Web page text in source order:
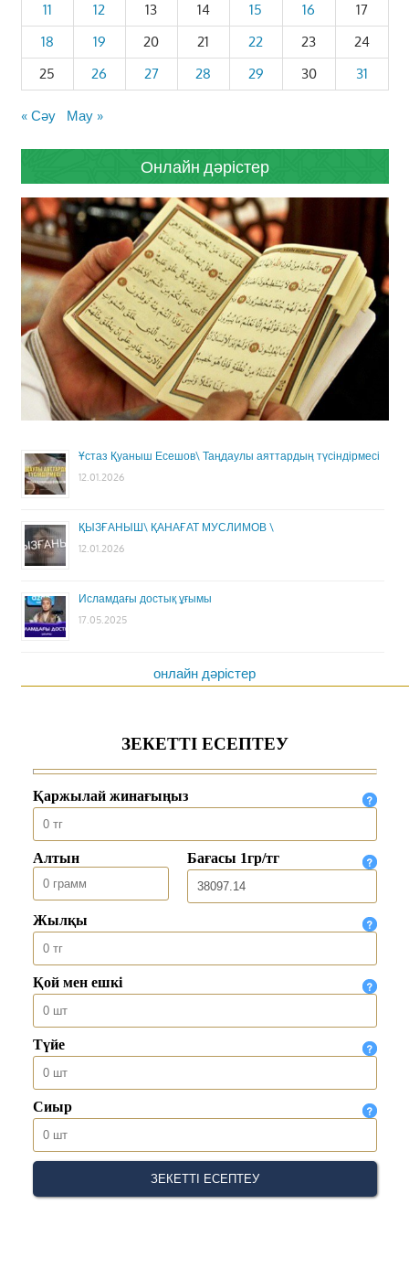
11
12 13 14 15 16
17
18
19 20 21 22 23
24
25
26 27 28 29 30 31
« Сәу Мау »
Онлайн дәрістер
Ұстаз Қуаныш Есешов\ Таңдаулы аяттардың түсіндірмесі
12.01.2026
ҚЫЗҒАНЫШ\ ҚАНАҒАТ МУСЛИМОВ \
12.01.2026
Исламдағы достық ұғымы
17.05.2025
онлайн дәрістер